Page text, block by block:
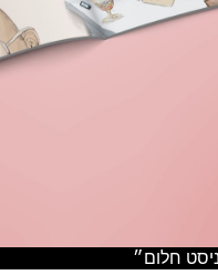
חלום״